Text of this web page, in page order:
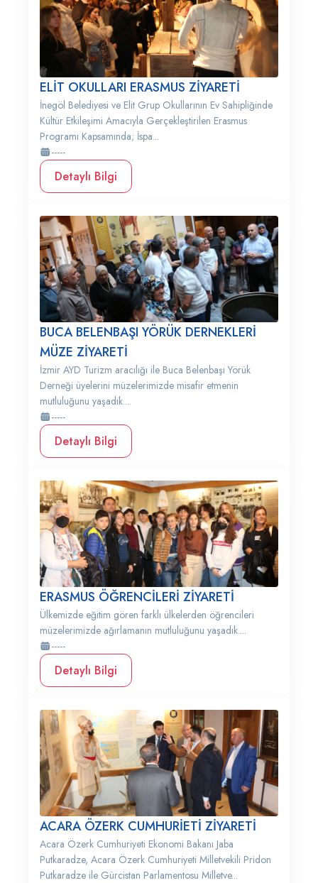
ELİT OKULLARI ERASMUS ZİYARETİ
İnegöl Belediyesi ve Elit Grup Okullarının Ev Sahipliğinde
Kültür Etkileşimi Amacıyla Gerçekleştirilen Erasmus
Programı Kapsamında; İspa...
-----
Detaylı Bilgi
BUCA BELENBAŞI YÖRÜK DERNEKLERİ
MÜZE ZİYARETİ
İzmir AYD Turizm aracılığı ile Buca Belenbaşı Yörük
Derneği üyelerini müzelerimizde misafir etmenin
mutluluğunu yaşadık....
-----
Detaylı Bilgi
ERASMUS ÖĞRENCİLERİ ZİYARETİ
Ülkemizde eğitim gören farklı ülkelerden öğrencileri
müzelerimizde ağırlamanın mutluluğunu yaşadık....
-----
Detaylı Bilgi
ACARA ÖZERK CUMHURİETİ ZİYARETİ
Acara Özerk Cumhuriyeti Ekonomi Bakanı Jaba
Putkaradze, Acara Özerk Cumhuriyeti Milletvekili Pridon
Putkaradze ile Gürcistan Parlamentosu Milletve...